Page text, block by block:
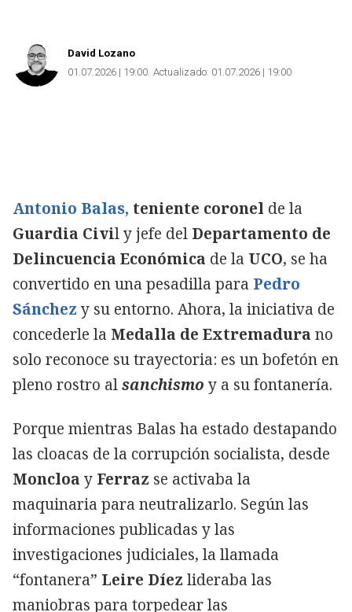
David Lozano
01.07.2026 | 19:00 Actualizado: 01.07.2026 | 19:00
Antonio Balas, teniente coronel de la
Guardia Civil y jefe del Departamento de
Delincuencia Económica de la UCO, se ha
convertido en una pesadilla para Pedro
Sánchez y su entorno. Ahora, la iniciativa de
concederle la Medalla de Extremadura no
solo reconoce su trayectoria: es un bofetón en
pleno rostro alsanchismo y a su fontanería.
Porque mientras Balas ha estado destapando
las cloacas de la corrupción socialista, desde
Moncloa y Ferraz se activaba la
maquinaria para neutralizarlo. Según las
informaciones publicadas y las
investigaciones judiciales, la llamada
“fontanera” Leire Díez lideraba las
maniobras para torpedear las